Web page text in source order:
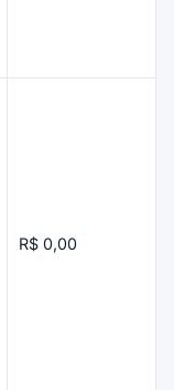
R$ 0,00